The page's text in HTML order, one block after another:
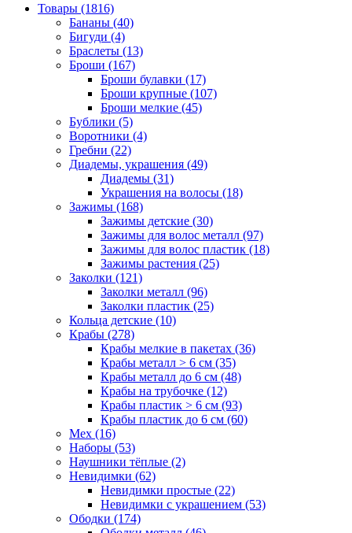
Товары (1816)
Бананы (40)
Бигуди (4)
Браслеты (13)
Броши (167)
Броши булавки (17)
Броши крупные (107)
Броши мелкие (45)
Бублики (5)
Воротники (4)
Гребни (22)
Диадемы, украшения (49)
Диадемы (31)
Украшения на волосы (18)
Зажимы (168)
Зажимы детские (30)
Зажимы для волос металл (97)
Зажимы для волос пластик (18)
Зажимы растения (25)
Заколки (121)
Заколки металл (96)
Заколки пластик (25)
Кольца детские (10)
Крабы (278)
Крабы мелкие в пакетах (36)
Крабы металл > 6 см (35)
Крабы металл до 6 см (48)
Крабы на трубочке (12)
Крабы пластик > 6 см (93)
Крабы пластик до 6 см (60)
Мех (16)
Наборы (53)
Наушники тёплые (2)
Невидимки (62)
Невидимки простые (22)
Невидимки с украшением (53)
Ободки (174)